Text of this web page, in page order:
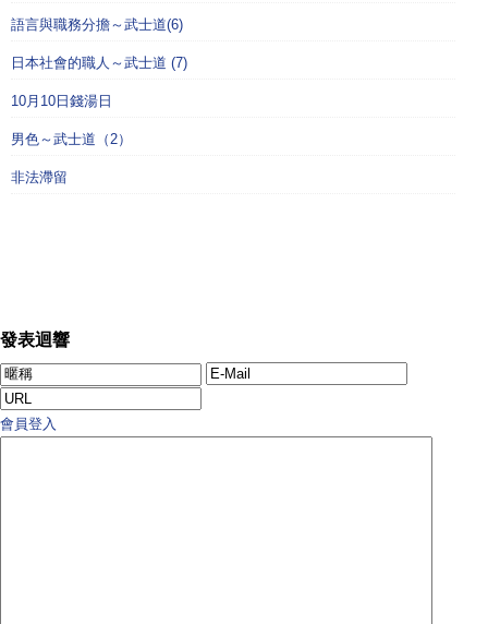
語言與職務分擔～武士道(6)
日本社會的職人～武士道 (7)
10月10日錢湯日
男色～武士道（2）
非法滯留
發表迴響
會員登入